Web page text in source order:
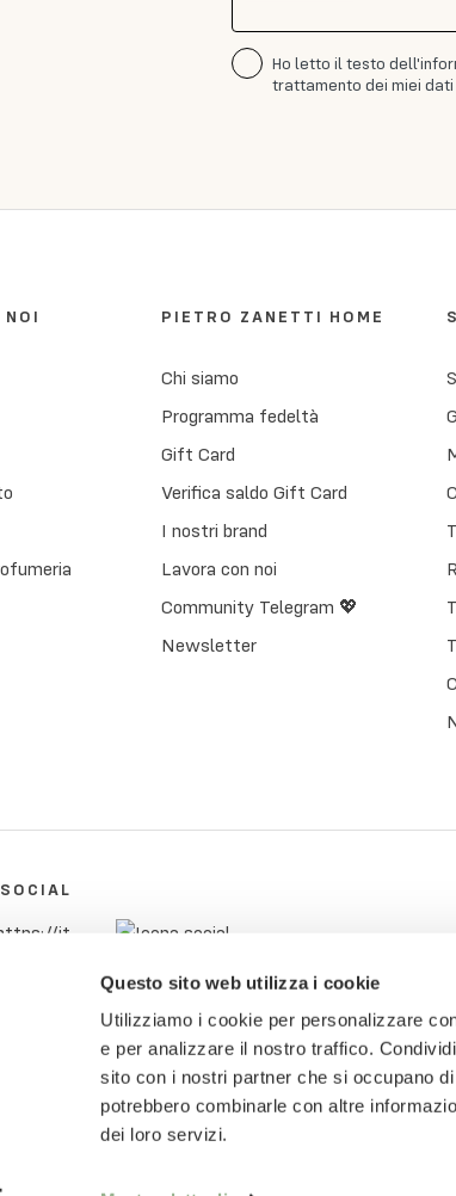
Questo sito web utilizza i cookie
Utilizziamo i cookie per personalizzare
e per analizzare il nostro traffico.
sito con i nostri partner che si occupano
potrebbero combinarle con altre
dei loro servizi.
Ho letto il testo
trattamento dei miei
NOI PIETRO ZANETTI HOME
Chi siamo
Programma fedeltà
Gift Card
Verifica saldo Gift Card
I nostri brand
Lavora con noi
Community Telegram 💖
Newsletter
© 2018-2025 Pietro Zanetti Home di Pietro Zanetti.